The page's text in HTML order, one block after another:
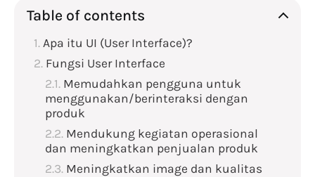
Table of contents
Apa itu UI (User Interface)?
Fungsi User Interface
Memudahkan pengguna untuk
menggunakan/berinteraksi dengan
produk
Mendukung kegiatan operasional
dan meningkatkan penjualan produk
Meningkatkan image dan kualitas